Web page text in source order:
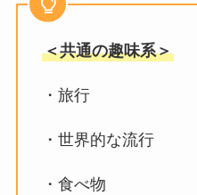
＜共通の趣味系＞
・旅行
・世界的な流行
・食べ物